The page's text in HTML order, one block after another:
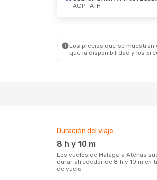
- Jue., 27 Ago.
AGP- ATH
Los precios que se
que la disponibilidad y los
Duración del viaje
8 h y 10 m
Los vuelos de Málaga a Atenas suelen
durar alrededor de 8 h y 10 m en
de vuelo